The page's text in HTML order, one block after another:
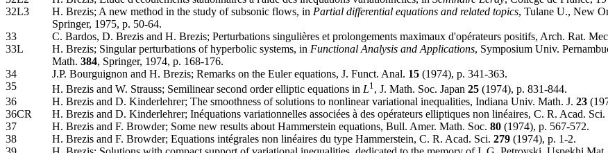
32L3
H. Brezis; A new method in the study of subsonic flows, in Partial differential equations and related topics, Tulane U., New
Springer, 1975, p. 50-64.
33 C. Bardos, D. Brezis and H. Brezis; Perturbations singulières et prolongements maximaux d'opérateurs positifs, Arch. Rat.
33L
H. Brezis; Singular perturbations of hyperbolic systems, in Functional Analysis and Applications, Symposium Univ.
Math. 384, Springer, 1974, p. 168-176.
34 J.P. Bourguignon and H. Brezis; Remarks on the Euler equations, J. Funct. Anal. 15 (1974), p. 341-363.
35
H. Brezis and W. Strauss; Semilinear second order elliptic equations in L1, J. Math. Soc. Japan 25 (1974), p. 831-844.
36
H. Brezis and D. Kinderlehrer; The smoothness of solutions to nonlinear variational inequalities, Indiana Univ. Math. J. 23
36CR
H. Brezis and D. Kinderlehrer; Inéquations variationnelles associées à des opérateurs elliptiques non linéaires, C. R. Acad. Sci.
37
H. Brezis and F. Browder; Some new results about Hammerstein equations, Bull. Amer. Math. Soc. 80 (1974), p. 567-572.
38
H. Brezis and F. Browder; Equations intégrales non linéaires du type Hammerstein, C. R. Acad. Sci. 279 (1974), p. 1-2.